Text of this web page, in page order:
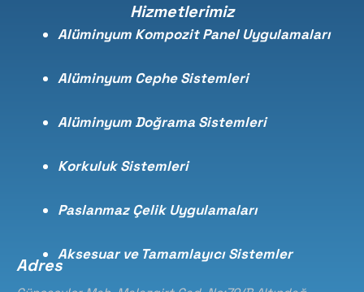
Hizmetlerimiz
Alüminyum Kompozit Panel Uygulamaları
Alüminyum Cephe Sistemleri
Alüminyum Doğrama Sistemleri
Korkuluk Sistemleri
Paslanmaz Çelik Uygulamaları
Aksesuar ve Tamamlayıcı Sistemler
Adres